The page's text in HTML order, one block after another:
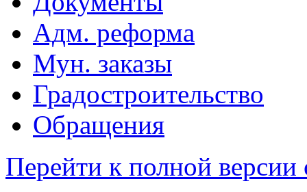
Адм. реформа
Мун. заказы
Градостроительство
Обращения
Перейти к полной версии